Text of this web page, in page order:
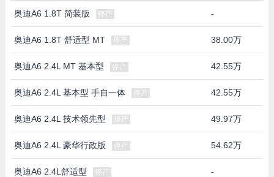
奥迪A6 1.8T 简装版 停产 -
奥迪A6 1.8T 舒适型 MT 停产 38.00万
奥迪A6 2.4L MT 基本型 停产 42.55万
奥迪A6 2.4L 基本型 手自一体 停产 42.55万
奥迪A6 2.4L 技术领先型 停产 49.97万
奥迪A6 2.4L 豪华行政版 停产 54.62万
奥迪A6 2.4L舒适型 停产 -